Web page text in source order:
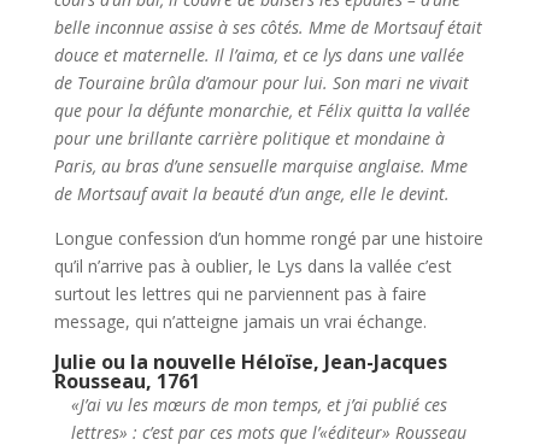
belle inconnue assise à ses côtés. Mme de Mortsauf était
douce et maternelle. Il l’aima, et ce lys dans une vallée
de Touraine brûla d’amour pour lui. Son mari ne vivait
que pour la défunte monarchie, et Félix quitta la vallée
pour une brillante carrière politique et mondaine à
Paris, au bras d’une sensuelle marquise anglaise. Mme
de Mortsauf avait la beauté d’un ange, elle le devint.
Longue confession d’un homme rongé par une histoire
qu’il n’arrive pas à oublier, le Lys dans la vallée c’est
surtout les lettres qui ne parviennent pas à faire
message, qui n’atteigne jamais un vrai échange.
Julie ou la nouvelle Héloïse, Jean-Jacques
Rousseau, 1761
«J’ai vu les mœurs de mon temps, et j’ai publié ces
lettres» : c’est par ces mots que l’«éditeur» Rousseau